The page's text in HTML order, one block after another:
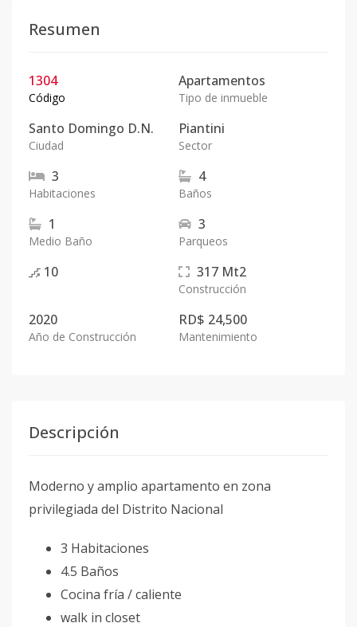
Resumen
1304
Código
Apartamentos
Tipo de inmueble
Santo Domingo D.N.
Ciudad
Piantini
Sector
3
Habitaciones
4
Baños
1
Medio Baño
3
Parqueos
10 317 Mt2
Construcción
2020
Año de Construcción
RD$ 24,500
Mantenimiento
Descripción
Moderno y amplio apartamento en zona
privilegiada del Distrito Nacional
3 Habitaciones
4.5 Baños
Cocina fría / caliente
walk in closet